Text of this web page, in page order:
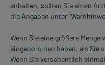
anhalten, sollten Sie einen
die Angaben unter
Wenn Sie eine größere Menge
eingenommen haben, als Sie
Wenn Sie versehentlich